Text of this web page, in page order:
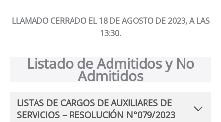
LLAMADO CERRADO EL 18 DE AGOSTO DE 2023, A LAS
13:30.
Listado de Admitidos y No
Admitidos
LISTAS DE CARGOS DE AUXILIARES DE
SERVICIOS – RESOLUCIÓN N°079/2023